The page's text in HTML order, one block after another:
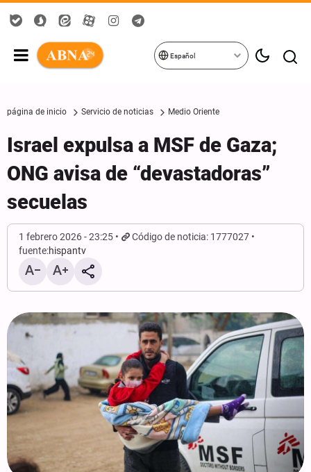
Español
página de inicio Servicio de noticias Medio Oriente
Israel expulsa a MSF de Gaza;
ONG avisa de “devastadoras”
secuelas
1 febrero 2026 - 23:25
Código de noticia: 1777027
fuente:hispantv